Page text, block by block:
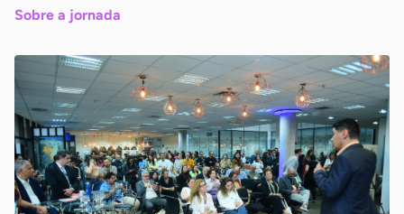
Sobre a jornada